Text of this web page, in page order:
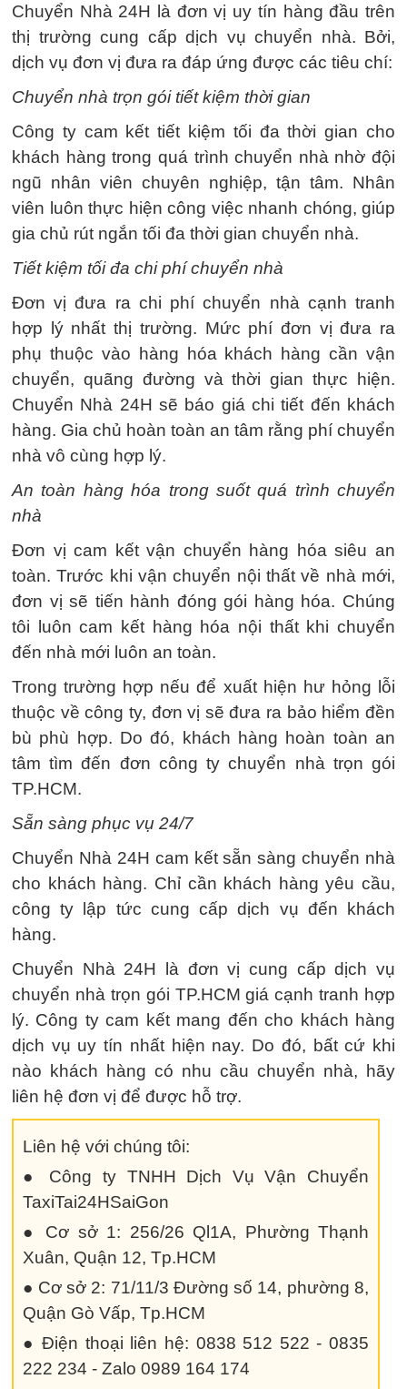
Chuyển Nhà 24H là đơn vị uy tín hàng đầu trên
thị trường cung cấp dịch vụ chuyển nhà. Bởi,
dịch vụ đơn vị đưa ra đáp ứng được các tiêu chí:
Chuyển nhà trọn gói tiết kiệm thời gian
Công ty cam kết tiết kiệm tối đa thời gian cho
khách hàng trong quá trình chuyển nhà nhờ đội
ngũ nhân viên chuyên nghiệp, tận tâm. Nhân
viên luôn thực hiện công việc nhanh chóng, giúp
gia chủ rút ngắn tối đa thời gian chuyển nhà.
Tiết kiệm tối đa chi phí chuyển nhà
Đơn vị đưa ra chi phí chuyển nhà cạnh tranh
hợp lý nhất thị trường. Mức phí đơn vị đưa ra
phụ thuộc vào hàng hóa khách hàng cần vận
chuyển, quãng đường và thời gian thực hiện.
Chuyển Nhà 24H sẽ báo giá chi tiết đến khách
hàng. Gia chủ hoàn toàn an tâm rằng phí chuyển
nhà vô cùng hợp lý.
An toàn hàng hóa trong suốt quá trình chuyển
nhà
Đơn vị cam kết vận chuyển hàng hóa siêu an
toàn. Trước khi vận chuyển nội thất về nhà mới,
đơn vị sẽ tiến hành đóng gói hàng hóa. Chúng
tôi luôn cam kết hàng hóa nội thất khi chuyển
đến nhà mới luôn an toàn.
Trong trường hợp nếu để xuất hiện hư hỏng lỗi
thuộc về công ty, đơn vị sẽ đưa ra bảo hiểm đền
bù phù hợp. Do đó, khách hàng hoàn toàn an
tâm tìm đến đơn công ty chuyển nhà trọn gói
TP.HCM.
Sẵn sàng phục vụ 24/7
Chuyển Nhà 24H cam kết sẵn sàng chuyển nhà
cho khách hàng. Chỉ cần khách hàng yêu cầu,
công ty lập tức cung cấp dịch vụ đến khách
hàng.
Chuyển Nhà 24H là đơn vị cung cấp dịch vụ
chuyển nhà trọn gói TP.HCM giá cạnh tranh hợp
lý. Công ty cam kết mang đến cho khách hàng
dịch vụ uy tín nhất hiện nay. Do đó, bất cứ khi
nào khách hàng có nhu cầu chuyển nhà, hãy
liên hệ đơn vị để được hỗ trợ.
Liên hệ với chúng tôi:
● Công ty TNHH Dịch Vụ Vận Chuyển
TaxiTai24HSaiGon
● Cơ sở 1: 256/26 Ql1A, Phường Thạnh
Xuân, Quận 12, Tp.HCM
● Cơ sở 2: 71/11/3 Đường số 14, phường 8,
Quận Gò Vấp, Tp.HCM
● Điện thoại liên hệ: 0838 512 522 - 0835
222 234 - Zalo 0989 164 174